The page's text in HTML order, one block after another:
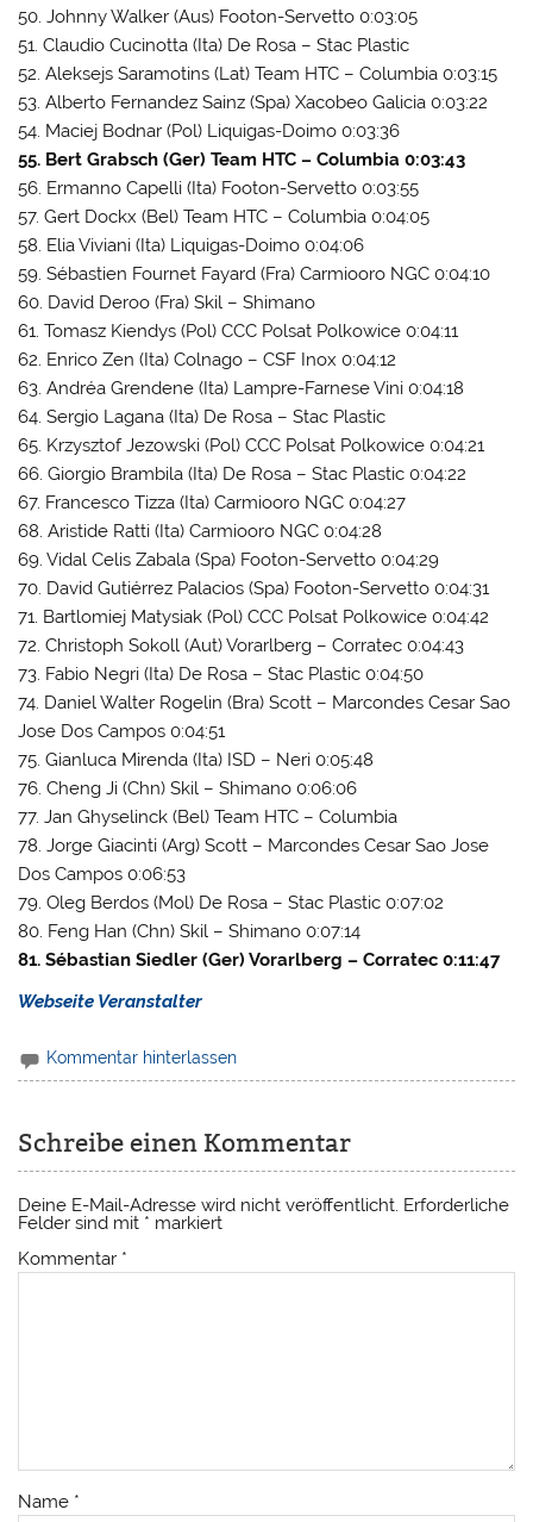
50. Johnny Walker (Aus) Footon-Servetto 0:03:05
51. Claudio Cucinotta (Ita) De Rosa – Stac Plastic
52. Aleksejs Saramotins (Lat) Team HTC – Columbia 0:03:15
53. Alberto Fernandez Sainz (Spa) Xacobeo Galicia 0:03:22
54. Maciej Bodnar (Pol) Liquigas-Doimo 0:03:36
55. Bert Grabsch (Ger) Team HTC – Columbia 0:03:43
56. Ermanno Capelli (Ita) Footon-Servetto 0:03:55
57. Gert Dockx (Bel) Team HTC – Columbia 0:04:05
58. Elia Viviani (Ita) Liquigas-Doimo 0:04:06
59. Sébastien Fournet Fayard (Fra) Carmiooro NGC 0:04:10
60. David Deroo (Fra) Skil – Shimano
61. Tomasz Kiendys (Pol) CCC Polsat Polkowice 0:04:11
62. Enrico Zen (Ita) Colnago – CSF Inox 0:04:12
63. Andréa Grendene (Ita) Lampre-Farnese Vini 0:04:18
64. Sergio Lagana (Ita) De Rosa – Stac Plastic
65. Krzysztof Jezowski (Pol) CCC Polsat Polkowice 0:04:21
66. Giorgio Brambila (Ita) De Rosa – Stac Plastic 0:04:22
67. Francesco Tizza (Ita) Carmiooro NGC 0:04:27
68. Aristide Ratti (Ita) Carmiooro NGC 0:04:28
69. Vidal Celis Zabala (Spa) Footon-Servetto 0:04:29
70. David Gutiérrez Palacios (Spa) Footon-Servetto 0:04:31
71. Bartlomiej Matysiak (Pol) CCC Polsat Polkowice 0:04:42
72. Christoph Sokoll (Aut) Vorarlberg – Corratec 0:04:43
73. Fabio Negri (Ita) De Rosa – Stac Plastic 0:04:50
74. Daniel Walter Rogelin (Bra) Scott – Marcondes Cesar Sao
Jose Dos Campos 0:04:51
75. Gianluca Mirenda (Ita) ISD – Neri 0:05:48
76. Cheng Ji (Chn) Skil – Shimano 0:06:06
77. Jan Ghyselinck (Bel) Team HTC – Columbia
78. Jorge Giacinti (Arg) Scott – Marcondes Cesar Sao Jose
Dos Campos 0:06:53
79. Oleg Berdos (Mol) De Rosa – Stac Plastic 0:07:02
80. Feng Han (Chn) Skil – Shimano 0:07:14
81. Sébastian Siedler (Ger) Vorarlberg – Corratec 0:11:47
Webseite Veranstalter
Kommentar hinterlassen
Schreibe einen Kommentar
Deine E-Mail-Adresse wird nicht veröffentlicht. Erforderliche
Felder sind mit * markiert
Kommentar *
Name *